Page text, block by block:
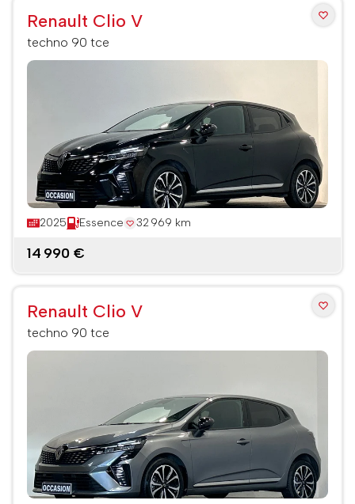
Renault Clio V
techno 90 tce
2025 Essence 32 969 km
14 990 €
Renault Clio V
techno 90 tce